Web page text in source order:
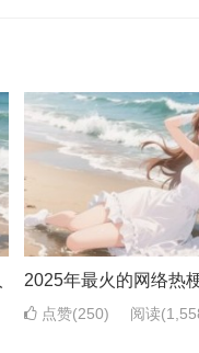
2025年最火的网络热
点赞(250) 阅读